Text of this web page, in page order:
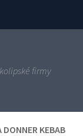
firmy
DONNER KEBAB